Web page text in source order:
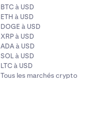
BTC à USD
ETH à USD
DOGE à USD
XRP à USD
ADA à USD
SOL à USD
LTC à USD
Tous les marchés crypto